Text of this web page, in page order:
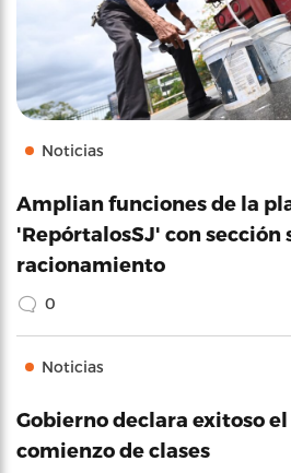
Noticias
Amplian funciones de la
'RepórtalosSJ' con sección
racionamiento
0
Noticias
Gobierno declara exitoso
comienzo de clases